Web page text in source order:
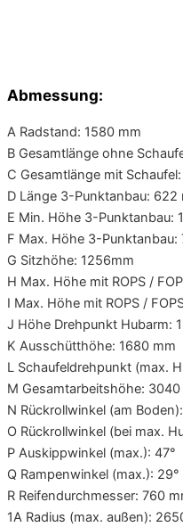
Abmessung:
A Radstand: 1580 mm
B Gesamtlänge ohne
C Gesamtlänge mit
D Länge 3-Punktanbau: 622
E Min. Höhe 3-Punktanbau:
F Max. Höhe 3-Punktanbau:
G Sitzhöhe: 1256mm
H Max. Höhe mit ROPS /
I Max. Höhe mit ROPS /
J Höhe Drehpunkt Hubarm:
K Ausschütthöhe: 1680 mm
L Schaufeldrehpunkt (max.
M Gesamtarbeitshöhe: 3040
N Rückrollwinkel (am
O Rückrollwinkel (bei max.
P Auskippwinkel (max.): 47°
Q Rampenwinkel (max.): 29°
R Reifendurchmesser: 760
1A Radius (max. außen):